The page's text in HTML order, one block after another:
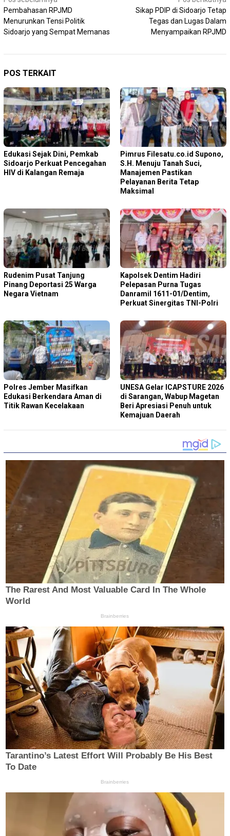
pos
Pembahasan RPJMD
Menurunkan Tensi Politik
Sidoarjo yang Sempat Memanas
Sikap PDIP di Sidoarjo Tetap
Tegas dan Lugas Dalam
Menyampaikan RPJMD
POS TERKAIT
Edukasi Sejak Dini, Pemkab
Sidoarjo Perkuat Pencegahan
HIV di Kalangan Remaja
Pimrus Filesatu.co.id Supono,
S.H. Menuju Tanah Suci,
Manajemen Pastikan
Pelayanan Berita Tetap
Maksimal
Rudenim Pusat Tanjung
Pinang Deportasi 25 Warga
Negara Vietnam
Kapolsek Dentim Hadiri
Pelepasan Purna Tugas
Danramil 1611-01/Dentim,
Perkuat Sinergitas TNI-Polri
Polres Jember Masifkan
Edukasi Berkendara Aman di
Titik Rawan Kecelakaan
‎UNESA Gelar ICAPSTURE 2026
di Sarangan, Wabup Magetan
Beri Apresiasi Penuh untuk
Kemajuan Daerah